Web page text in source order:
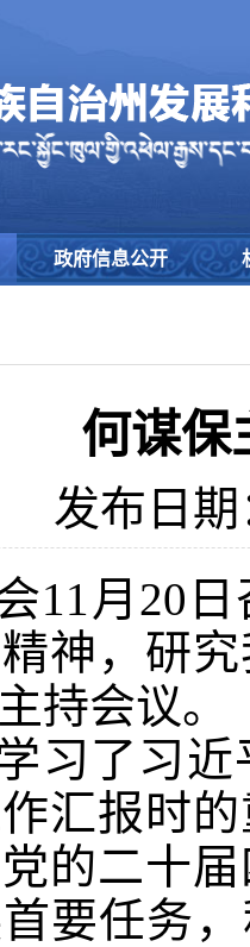
政府信息公开
何谋保
发布日
11月20
神，研
持会议。
习了习
汇报时
的二十
要任务